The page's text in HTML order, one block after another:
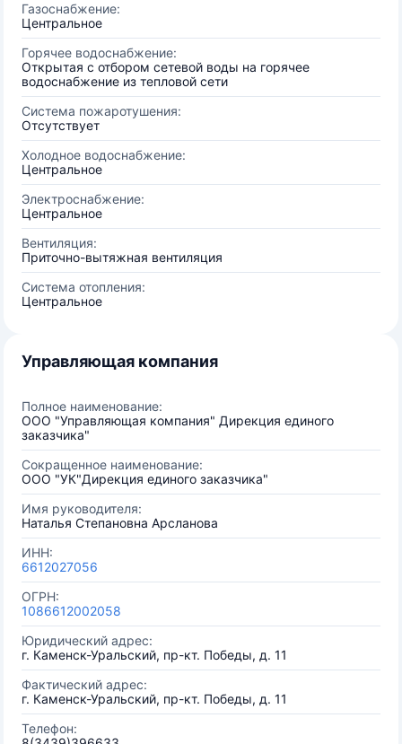
Газоснабжение:
Центральное
Горячее водоснабжение:
Открытая с отбором сетевой воды на горячее
водоснабжение из тепловой сети
Система пожаротушения:
Отсутствует
Холодное водоснабжение:
Центральное
Электроснабжение:
Центральное
Вентиляция:
Приточно-вытяжная вентиляция
Система отопления:
Центральное
Управляющая компания
Полное наименование:
ООО "Управляющая компания" Дирекция единого
заказчика"
Сокращенное наименование:
ООО "УК"Дирекция единого заказчика"
Имя руководителя:
Наталья Степановна Арсланова
ИНН:
6612027056
ОГРН:
1086612002058
Юридический адрес:
г. Каменск-Уральский, пр-кт. Победы, д. 11
Фактический адрес:
г. Каменск-Уральский, пр-кт. Победы, д. 11
Телефон: